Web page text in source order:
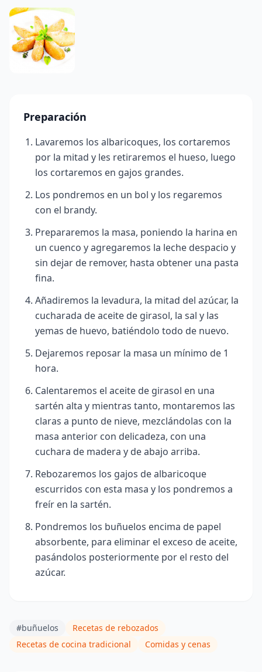
Preparación
Lavaremos los albaricoques, los cortaremos
por la mitad y les retiraremos el hueso, luego
los cortaremos en gajos grandes.
Los pondremos en un bol y los regaremos
con el brandy.
Prepararemos la masa, poniendo la harina en
un cuenco y agregaremos la leche despacio y
sin dejar de remover, hasta obtener una pasta
fina.
Añadiremos la levadura, la mitad del azúcar, la
cucharada de aceite de girasol, la sal y las
yemas de huevo, batiéndolo todo de nuevo.
Dejaremos reposar la masa un mínimo de 1
hora.
Calentaremos el aceite de girasol en una
sartén alta y mientras tanto, montaremos las
claras a punto de nieve, mezclándolas con la
masa anterior con delicadeza, con una
cuchara de madera y de abajo arriba.
Rebozaremos los gajos de albaricoque
escurridos con esta masa y los pondremos a
freír en la sartén.
Pondremos los buñuelos encima de papel
absorbente, para eliminar el exceso de aceite,
pasándolos posteriormente por el resto del
azúcar.
#buñuelos
Recetas de rebozados
Recetas de cocina tradicional
Comidas y cenas